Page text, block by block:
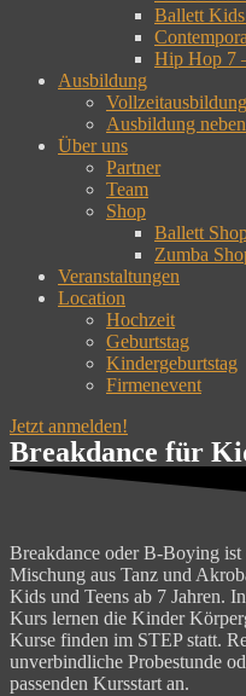
Ballett
Hip Hop 7
Ausbildung
Ausbildung
Über uns
Partner
Team
Shop
Ballett
Zumba
Veranstaltungen
Location
Hochzeit
Geburtstag
Kindergeburtstag
Firmenevent
Jetzt anmelden!
Breakdance für
Breakdance oder B-Boying
Mischung aus Tanz und
Kids und Teens ab 7 Jahren.
Kurs lernen die Kinder
Kurse finden im STEP statt.
unverbindliche Probestunde
passenden Kursstart an.